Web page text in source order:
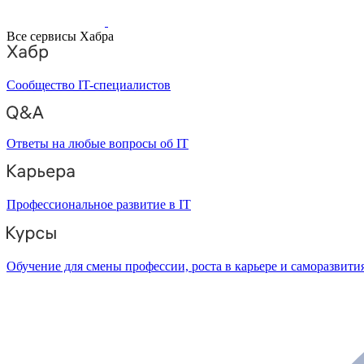
Все сервисы Хабра
Сообщество IT-специалистов
Ответы на любые вопросы об IT
Профессиональное развитие в IT
Обучение для смены профессии, роста в карьере и